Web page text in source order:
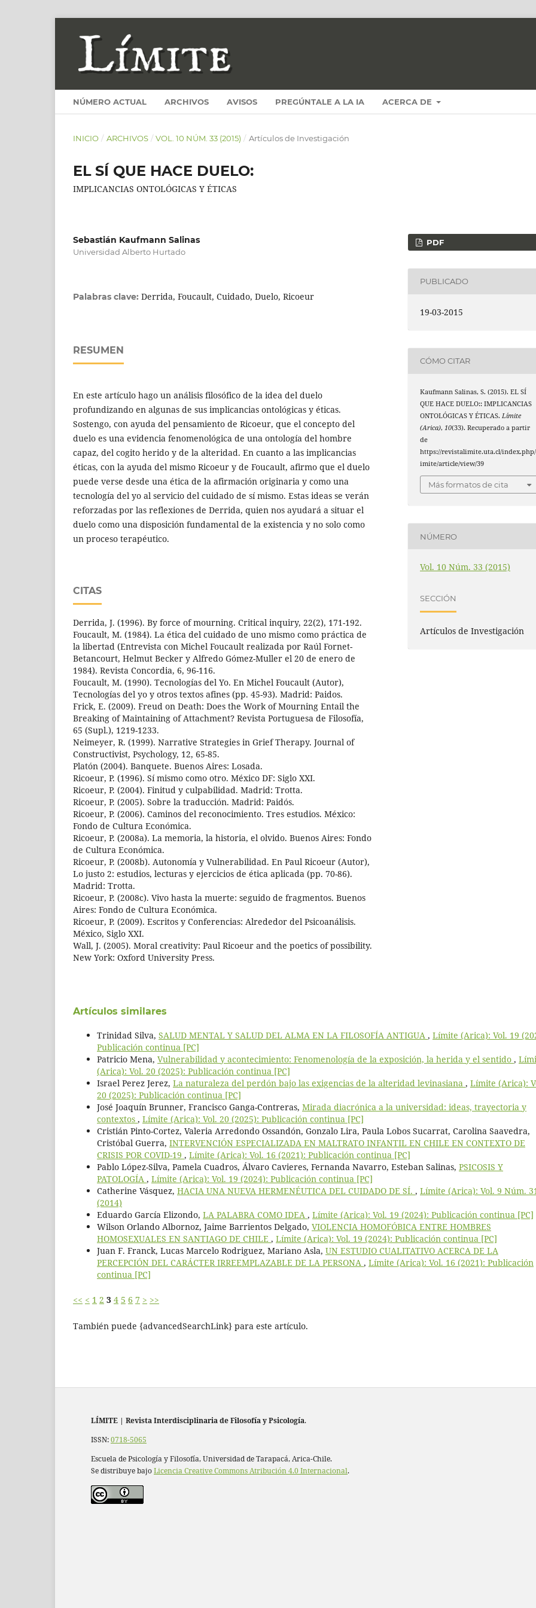
NÚMERO ACTUAL ARCHIVOS AVISOS PREGÚNTALE A LA IA ACERCA DE
INICIO / ARCHIVOS / VOL. 10 NÚM. 33 (2015) / Artículos de Investigación
EL SÍ QUE HACE DUELO:
IMPLICANCIAS ONTOLÓGICAS Y ÉTICAS
Sebastián Kaufmann Salinas
Universidad Alberto Hurtado
Palabras clave: Derrida, Foucault, Cuidado, Duelo, Ricoeur
RESUMEN
En este artículo hago un análisis filosófico de la idea del duelo
profundizando en algunas de sus implicancias ontológicas y éticas.
Sostengo, con ayuda del pensamiento de Ricoeur, que el concepto del
duelo es una evidencia fenomenológica de una ontología del hombre
capaz, del cogito herido y de la alteridad. En cuanto a las implicancias
éticas, con la ayuda del mismo Ricoeur y de Foucault, afirmo que el duelo
puede verse desde una ética de la afirmación originaria y como una
tecnología del yo al servicio del cuidado de sí mismo. Estas ideas se verán
reforzadas por las reflexiones de Derrida, quien nos ayudará a situar el
duelo como una disposición fundamental de la existencia y no solo como
un proceso terapéutico.
CITAS
Derrida, J. (1996). By force of mourning. Critical inquiry, 22(2), 171-192.
Foucault, M. (1984). La ética del cuidado de uno mismo como práctica de
la libertad (Entrevista con Michel Foucault realizada por Raúl Fornet-
Betancourt, Helmut Becker y Alfredo Gómez-Muller el 20 de enero de
1984). Revista Concordia, 6, 96-116.
Foucault, M. (1990). Tecnologías del Yo. En Michel Foucault (Autor),
Tecnologías del yo y otros textos afines (pp. 45-93). Madrid: Paidos.
Frick, E. (2009). Freud on Death: Does the Work of Mourning Entail the
Breaking of Maintaining of Attachment? Revista Portuguesa de Filosofía,
65 (Supl.), 1219-1233.
Neimeyer, R. (1999). Narrative Strategies in Grief Therapy. Journal of
Constructivist, Psychology, 12, 65-85.
Platón (2004). Banquete. Buenos Aires: Losada.
Ricoeur, P. (1996). Sí mismo como otro. México DF: Siglo XXI.
Ricoeur, P. (2004). Finitud y culpabilidad. Madrid: Trotta.
Ricoeur, P. (2005). Sobre la traducción. Madrid: Paidós.
Ricoeur, P. (2006). Caminos del reconocimiento. Tres estudios. México:
Fondo de Cultura Económica.
Ricoeur, P. (2008a). La memoria, la historia, el olvido. Buenos Aires: Fondo
de Cultura Económica.
Ricoeur, P. (2008b). Autonomía y Vulnerabilidad. En Paul Ricoeur (Autor),
Lo justo 2: estudios, lecturas y ejercicios de ética aplicada (pp. 70-86).
Madrid: Trotta.
Ricoeur, P. (2008c). Vivo hasta la muerte: seguido de fragmentos. Buenos
Aires: Fondo de Cultura Económica.
Ricoeur, P. (2009). Escritos y Conferencias: Alrededor del Psicoanálisis.
México, Siglo XXI.
Wall, J. (2005). Moral creativity: Paul Ricoeur and the poetics of possibility.
New York: Oxford University Press.
PDF
PUBLICADO
19-03-2015
CÓMO CITAR
Kaufmann Salinas, S. (2015). EL SÍ
QUE HACE DUELO:: IMPLICANCIAS
ONTOLÓGICAS Y ÉTICAS.Límite
(Arica),10(33). Recuperado a partir
de
https://revistalimite.uta.cl/
imite/article/view/39
Más formatos de cita
NÚMERO
Vol. 10 Núm. 33 (2015)
SECCIÓN
Artículos de Investigación
Artículos similares
Trinidad Silva, SALUD MENTAL Y SALUD DEL ALMA EN LA FILOSOFÍA ANTIGUA , Límite (Arica): Vol. 19
Publicación continua [PC]
Patricio Mena, Vulnerabilidad y acontecimiento: Fenomenología de la exposición, la herida y el sentido ,
(Arica): Vol. 20 (2025): Publicación continua [PC]
Israel Perez Jerez, La naturaleza del perdón bajo las exigencias de la alteridad levinasiana , Límite (Arica):
20 (2025): Publicación continua [PC]
José Joaquín Brunner, Francisco Ganga-Contreras, Mirada diacrónica a la universidad: ideas, trayectoria y
contextos , Límite (Arica): Vol. 20 (2025): Publicación continua [PC]
Cristián Pinto-Cortez, Valeria Arredondo Ossandón, Gonzalo Lira, Paula Lobos Sucarrat, Carolina Saavedra,
Cristóbal Guerra, INTERVENCIÓN ESPECIALIZADA EN MALTRATO INFANTIL EN CHILE EN CONTEXTO DE
CRISIS POR COVID-19 , Límite (Arica): Vol. 16 (2021): Publicación continua [PC]
Pablo López-Silva, Pamela Cuadros, Álvaro Cavieres, Fernanda Navarro, Esteban Salinas, PSICOSIS Y
PATOLOGÍA , Límite (Arica): Vol. 19 (2024): Publicación continua [PC]
Catherine Vásquez, HACIA UNA NUEVA HERMENÉUTICA DEL CUIDADO DE SÍ. , Límite (Arica): Vol. 9 Núm.
(2014)
Eduardo García Elizondo, LA PALABRA COMO IDEA , Límite (Arica): Vol. 19 (2024): Publicación continua [PC]
Wilson Orlando Albornoz, Jaime Barrientos Delgado, VIOLENCIA HOMOFÓBICA ENTRE HOMBRES
HOMOSEXUALES EN SANTIAGO DE CHILE , Límite (Arica): Vol. 19 (2024): Publicación continua [PC]
Juan F. Franck, Lucas Marcelo Rodriguez, Mariano Asla, UN ESTUDIO CUALITATIVO ACERCA DE LA
PERCEPCIÓN DEL CARÁCTER IRREEMPLAZABLE DE LA PERSONA , Límite (Arica): Vol. 16 (2021): Publicación
continua [PC]
<< < 1 2 3 4 5 6 7 > >>
También puede {advancedSearchLink} para este artículo.
LÍMITE | Revista Interdisciplinaria de Filosofía y Psicología.
ISSN:0718-5065
Escuela de Psicología y Filosofía, Universidad de Tarapacá, Arica-Chile.
Se distribuye bajoLicencia Creative Commons Atribución 4.0 Internacional.